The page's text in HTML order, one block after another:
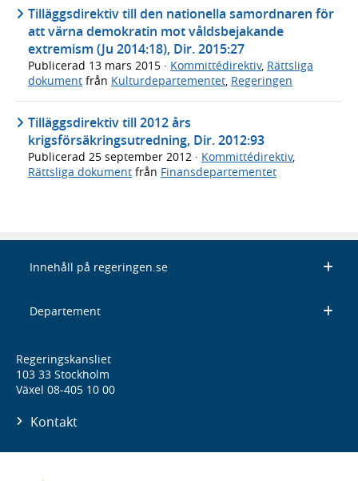
Tilläggsdirektiv till den nationella samordnaren för
att värna demokratin mot våldsbejakande
extremism (Ju 2014:18), Dir. 2015:27
Publicerad 13 mars 2015 · Kommittédirektiv, Rättsliga
dokument från Kulturdepartementet, Regeringen
Tilläggsdirektiv till 2012 års
krigsförsäkringsutredning, Dir. 2012:93
Publicerad 25 september 2012 · Kommittédirektiv,
Rättsliga dokument från Finansdepartementet
Innehåll på regeringen.se
Departement
Regeringskansliet
103 33 Stockholm
Växel 08-405 10 00
Kontakt